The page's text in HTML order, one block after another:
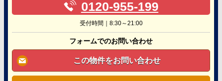
0120-955-199
受付時間｜8:30～21:00
フォームでのお問い合わせ
この物件をお問い合わせ